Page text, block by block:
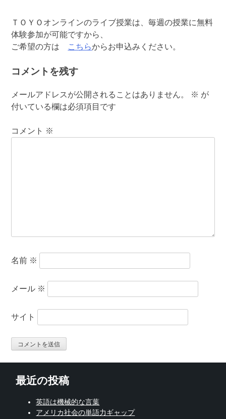
ＴＯＹＯオンラインのライブ授業は、毎週の授業に無料
体験参加が可能ですから、
ご希望の方は
こちらからお申込みください。
コメントを残す
メールアドレスが公開されることはありません。 ※ が
付いている欄は必須項目です
コメント ※
名前 ※
メール ※
サイト
最近の投稿
英語は機械的な言葉
アメリカ社会の単語力ギャップ